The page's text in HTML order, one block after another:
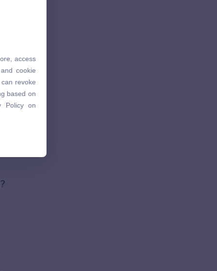
cookie
revoke
based on
on
access
cookie
revoke
based on
Policy on